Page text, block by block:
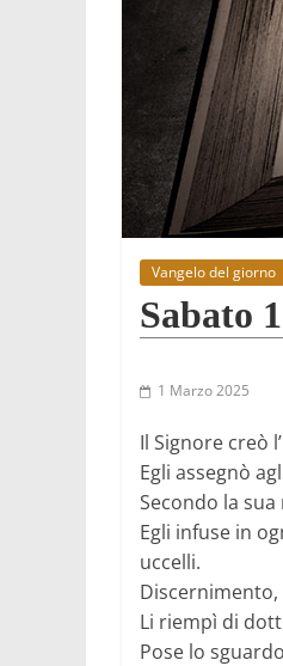
Vangelo del giorno
Sabato
1 Marzo 2025
Il Signore creò
Egli assegnò
Secondo la
Egli infuse in
uccelli.
Li riempì di
Pose lo